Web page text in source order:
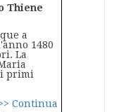
Thiene
a
1480
La
primi
Continua